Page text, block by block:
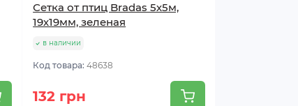
Сетка от птиц Bradas 5х5м,
19х19мм, зеленая
в наличии
Код товара:48638
132 грн